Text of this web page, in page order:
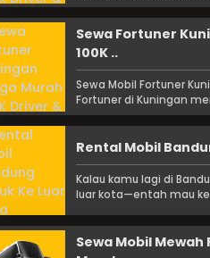
Sewa Fortuner
100K ..
Sewa Mobil Fortuner
Fortuner di Kuningan
Rental Mobil
Kalau kamu lagi di
luar kota—entah mau ke
Sewa Mobil